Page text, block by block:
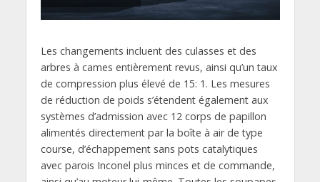
Les changements incluent des culasses et des
arbres à cames entièrement revus, ainsi qu’un taux
de compression plus élevé de 15: 1. Les mesures
de réduction de poids s’étendent également aux
systèmes d’admission avec 12 corps de papillon
alimentés directement par la boîte à air de type
course, d’échappement sans pots catalytiques
avec parois Inconel plus minces et de commande,